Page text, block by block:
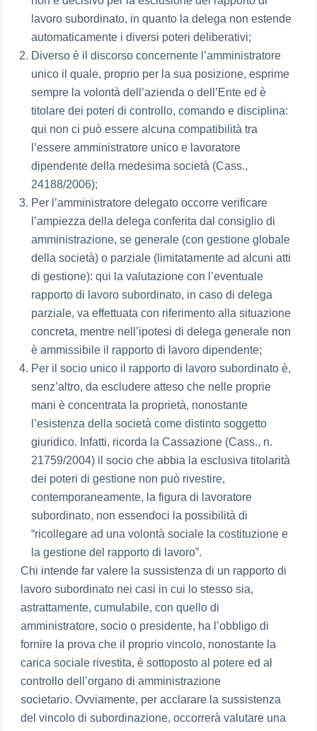
lavoro subordinato, in quanto la delega non estende
automaticamente i diversi poteri deliberativi;
Diverso è il discorso concernente l’amministratore
unico il quale, proprio per la sua posizione, esprime
sempre la volontà dell’azienda o dell’Ente ed è
titolare dei poteri di controllo, comando e disciplina:
qui non ci può essere alcuna compatibilità tra
l’essere amministratore unico e lavoratore
dipendente della medesima società (Cass.,
24188/2006);
Per l’amministratore delegato occorre verificare
l’ampiezza della delega conferita dal consiglio di
amministrazione, se generale (con gestione globale
della società) o parziale (limitatamente ad alcuni atti
di gestione): qui la valutazione con l’eventuale
rapporto di lavoro subordinato, in caso di delega
parziale, va effettuata con riferimento alla situazione
concreta, mentre nell’ipotesi di delega generale non
è ammissibile il rapporto di lavoro dipendente;
Per il socio unico il rapporto di lavoro subordinato è,
senz’altro, da escludere atteso che nelle proprie
mani è concentrata la proprietà, nonostante
l’esistenza della società come distinto soggetto
giuridico. Infatti, ricorda la Cassazione (Cass., n.
21759/2004) il socio che abbia la esclusiva titolarità
dei poteri di gestione non può rivestire,
contemporaneamente, la figura di lavoratore
subordinato, non essendoci la possibilità di
“ricollegare ad una volontà sociale la costituzione e
la gestione del rapporto di lavoro”.
Chi intende far valere la sussistenza di un rapporto di
lavoro subordinato nei casi in cui lo stesso sia,
astrattamente, cumulabile, con quello di
amministratore, socio o presidente, ha l’obbligo di
fornire la prova che il proprio vincolo, nonostante la
carica sociale rivestita, è sottoposto al potere ed al
controllo dell’organo di amministrazione
societario. Ovviamente, per acclarare la sussistenza
del vincolo di subordinazione, occorrerà valutare una